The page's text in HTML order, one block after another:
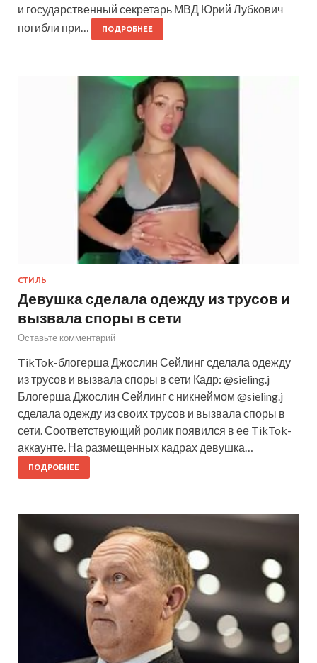
и государственный секретарь МВД Юрий Лубкович
погибли при…
ПОДРОБНЕЕ
СТИЛЬ
Девушка сделала одежду из трусов и
вызвала споры в сети
Оставьте комментарий
TikTok-блогерша Джослин Сейлинг сделала одежду
из трусов и вызвала споры в сети Кадр: @sieling.j
Блогерша Джослин Сейлинг с никнеймом @sieling.j
сделала одежду из своих трусов и вызвала споры в
сети. Соответствующий ролик появился в ее TikTok-
аккаунте. На размещенных кадрах девушка…
ПОДРОБНЕЕ